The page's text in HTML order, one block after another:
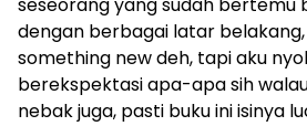
dengan berbagai latar
something new deh, tapi aku
berekspektasi apa-apa sih
nebak juga, pasti buku ini isinya